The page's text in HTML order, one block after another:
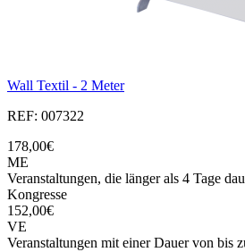
Wall Textil - 2 Meter
REF: 007322
178,00€
ME
Veranstaltungen, die länger als 4 Tage
Kongresse
152,00€
VE
Veranstaltungen mit einer Dauer von bis